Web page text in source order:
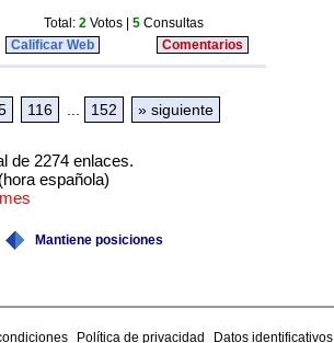
Total: 2 Votos | 5 Consultas
Calificar Web Comentarios
116 152 » siguiente
de 2274 enlaces.
española)
Mantiene posiciones
Política de privacidad Datos identificativos